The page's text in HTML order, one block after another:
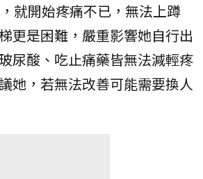
就開始疼痛不已，無法上蹲
更是困難，嚴重影響她自行出
尿酸、吃止痛藥皆無法減輕疼
她，若無法改善可能需要換人